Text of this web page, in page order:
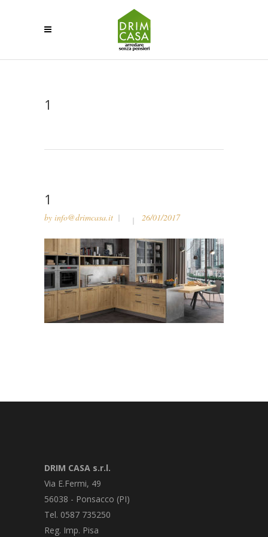
1
1
by info@drimcasa.it 26/01/2017
DRIM CASA s.r.l.
Via E.Fermi, 49
56038 - Ponsacco (PI)
Tel. 0587 735250
Reg. Imp. Pisa